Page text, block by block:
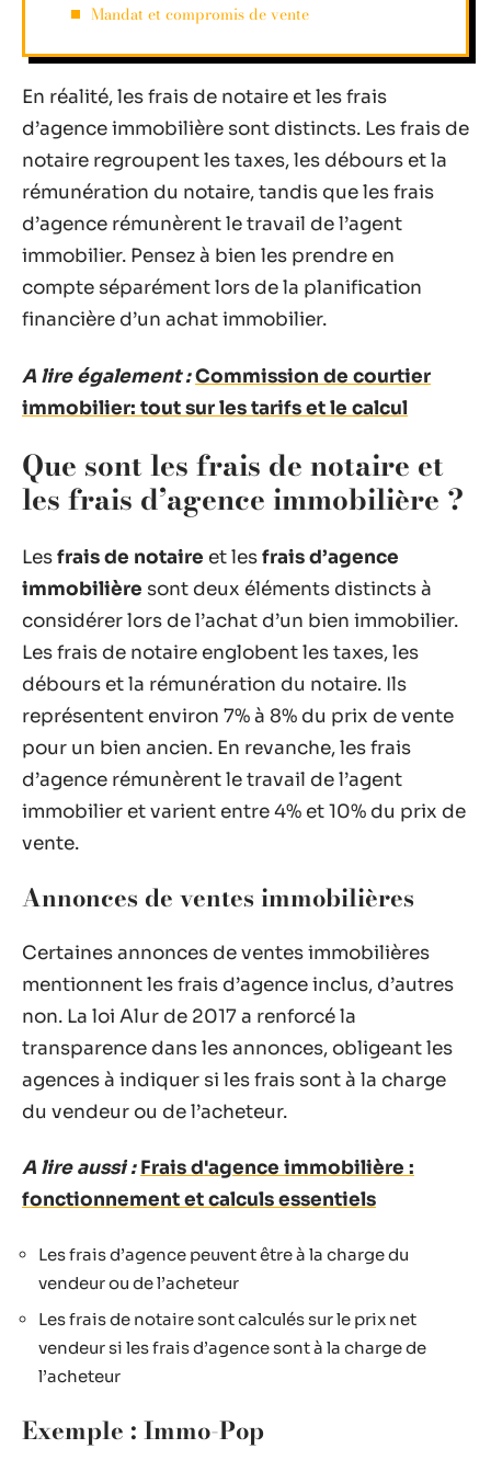
Mandat et compromis de vente
En réalité, les frais de notaire et les frais
d’agence immobilière sont distincts. Les frais de
notaire regroupent les taxes, les débours et la
rémunération du notaire, tandis que les frais
d’agence rémunèrent le travail de l’agent
immobilier. Pensez à bien les prendre en
compte séparément lors de la planification
financière d’un achat immobilier.
A lire également :Commission de courtier
immobilier: tout sur les tarifs et le calcul
Que sont les frais de notaire et
les frais d’agence immobilière ?
Lesfrais de notaire et lesfrais d’agence
immobilière sont deux éléments distincts à
considérer lors de l’achat d’un bien immobilier.
Les frais de notaire englobent les taxes, les
débours et la rémunération du notaire. Ils
représentent environ 7% à 8% du prix de vente
pour un bien ancien. En revanche, les frais
d’agence rémunèrent le travail de l’agent
immobilier et varient entre 4% et 10% du prix de
vente.
Annonces de ventes immobilières
Certaines annonces de ventes immobilières
mentionnent les frais d’agence inclus, d’autres
non. La loi Alur de 2017 a renforcé la
transparence dans les annonces, obligeant les
agences à indiquer si les frais sont à la charge
du vendeur ou de l’acheteur.
A lire aussi : Frais d'agence immobilière :
fonctionnement et calculs essentiels
Les frais d’agence peuvent être à la charge du
vendeur ou de l’acheteur
Les frais de notaire sont calculés sur le prix net
vendeur si les frais d’agence sont à la charge de
l’acheteur
Exemple : Immo-Pop